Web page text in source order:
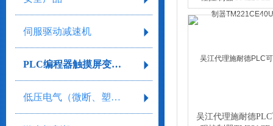
伺服驱动减速机
PLC编程器触摸屏变频器
低压电气（微断、塑壳、框架）
吴江代理施耐德